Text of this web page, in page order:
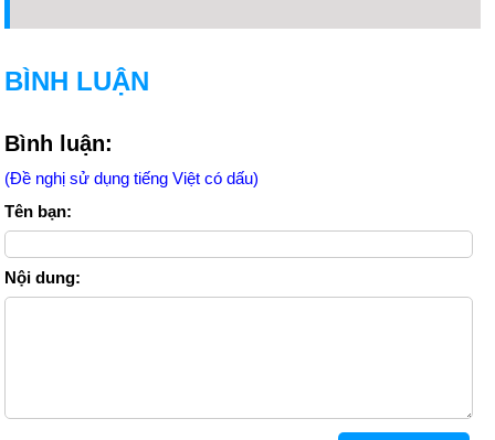
BÌNH LUẬN
Bình luận:
(Đề nghị sử dụng tiếng Việt có dấu)
Tên bạn:
Nội dung: